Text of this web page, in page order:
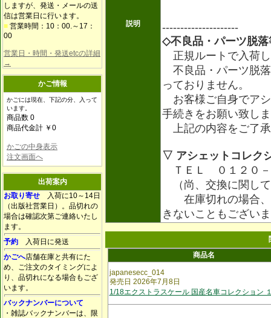
しますが、発送・メールの送
信は営業日に行います。
■ 営業時間：10：00.～17：
00
営業日・時間・発送etcの詳細
→
かご情報
かごには現在、下記の分、入って
います。
商品数 0
商品代金計 ￥0
かごの中身表示
注文画面へ
出荷案内
お取り寄せ 入荷に10～14日
（出版社営業日）。品切れの
場合は確認次第ご連絡いたし
ます。
予約 入荷日に発送
かごへ店舗在庫と共有にた
め、ご注文のタイミングによ
り、品切れになる場合もござ
います。
バックナンバーについて
・雑誌バックナンバーは、限
説明
---------------------
◇不良品・パーツ脱落
正規ルートで入荷
不良品・パーツ脱
っておりません。
お客様ご自身でア
手続きをお願い致し
上記の内容をご了
▽ アシェットコレク
ＴＥＬ ０１２０－
（尚、交換に関し
在庫切れの場合、
きないこともござい
商品名
japanesecc_014
発売日 2026年7月8日
1/18エクストラスケール 国産名車コレクション